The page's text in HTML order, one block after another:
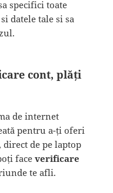
specifici toate
datele tale si sa
cont, plăți
de internet
pentru a-ți oferi
de pe laptop
faceverificare
te afli.